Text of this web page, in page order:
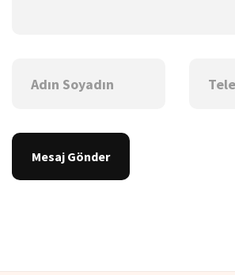
Mesaj Gönder